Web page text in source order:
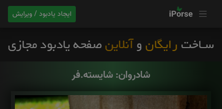
ایجاد یادبود / ویرایش
شادروان: شایسته.فر